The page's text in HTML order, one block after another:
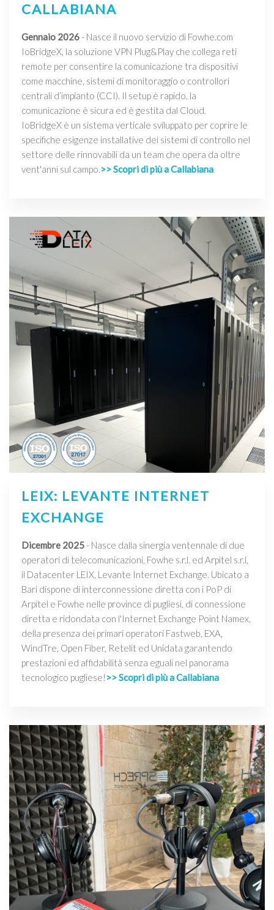
CALLABIANA
Gennaio 2026- Nasce il nuovo servizio di Fowhe.com
IoBridgeX, la soluzione VPN Plug&Play che collega reti
remote per consentire la comunicazione tra dispositivi
come macchine, sistemi di monitoraggio o controllori
centrali d’impianto (CCI). Il setup è rapido, la
comunicazione è sicura ed è gestita dal Cloud.
IoBridgeX è un sistema verticale sviluppato per coprire le
specifiche esigenze installative dei sistemi di controllo nel
settore delle rinnovabili da un team che opera da oltre
vent'anni sul campo.>> Scopri di più a Callabiana
LEIX: LEVANTE INTERNET
EXCHANGE
Dicembre 2025- Nasce dalla sinergia ventennale di due
operatori di telecomunicazioni, Fowhe s.r.l. ed Arpitel s.r.l,
il Datacenter LEIX, Levante Internet Exchange. Ubicato a
Bari dispone di interconnessione diretta con i PoP di
Arpitel e Fowhe nelle province di pugliesi, di connessione
diretta e ridondata con l'Internet Exchange Point Namex,
della presenza dei primari operatori Fastweb, EXA,
WindTre, Open Fiber, Retelit ed Unidata garantendo
prestazioni ed affidabilità senza eguali nel panorama
tecnologico pugliese! >> Scopri di più a Callabiana